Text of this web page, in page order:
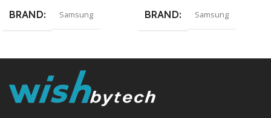
BRAND Samsung BRAND Samsung